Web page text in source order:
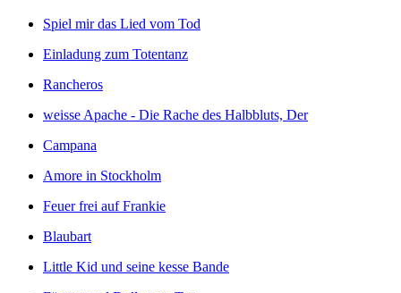
Spiel mir das Lied vom Tod
Einladung zum Totentanz
Rancheros
weisse Apache - Die Rache des Halbbluts, Der
Campana
Amore in Stockholm
Feuer frei auf Frankie
Blaubart
Little Kid und seine kesse Bande